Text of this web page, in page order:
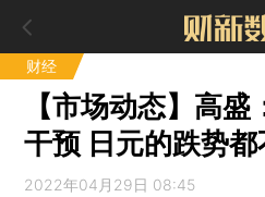
财经
【市场动态】高
干预 日元的跌势
2022年04月29日 08:45